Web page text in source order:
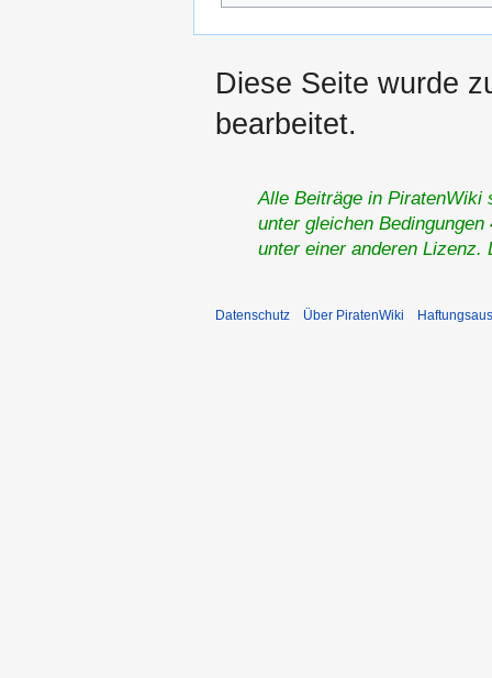
Diese Seite wurde
bearbeitet.
Alle Beiträge in PiratenWiki
unter gleichen
unter einer anderen
Datenschutz Über PiratenWiki